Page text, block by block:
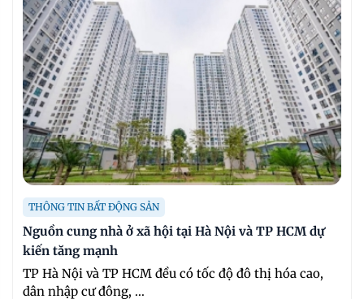
THÔNG TIN BẤT ĐỘNG SẢN
Nguồn cung nhà ở xã hội tại Hà Nội và TP HCM dự
kiến tăng mạnh
TP Hà Nội và TP HCM đều có tốc độ đô thị hóa cao,
dân nhập cư đông, ...